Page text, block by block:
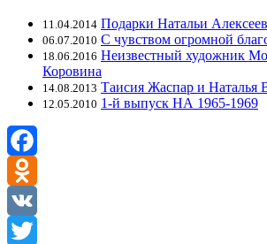
11.04.2014 Подарки Натальи
06.07.2010 С чувством огромной
18.06.2016 Неизвестный художник
Коровина
14.08.2013 Таисия Жаспар и Наталья
12.05.2010 1-й выпуск НА 1965-1969
Facebook
Odnoklassniki
VK